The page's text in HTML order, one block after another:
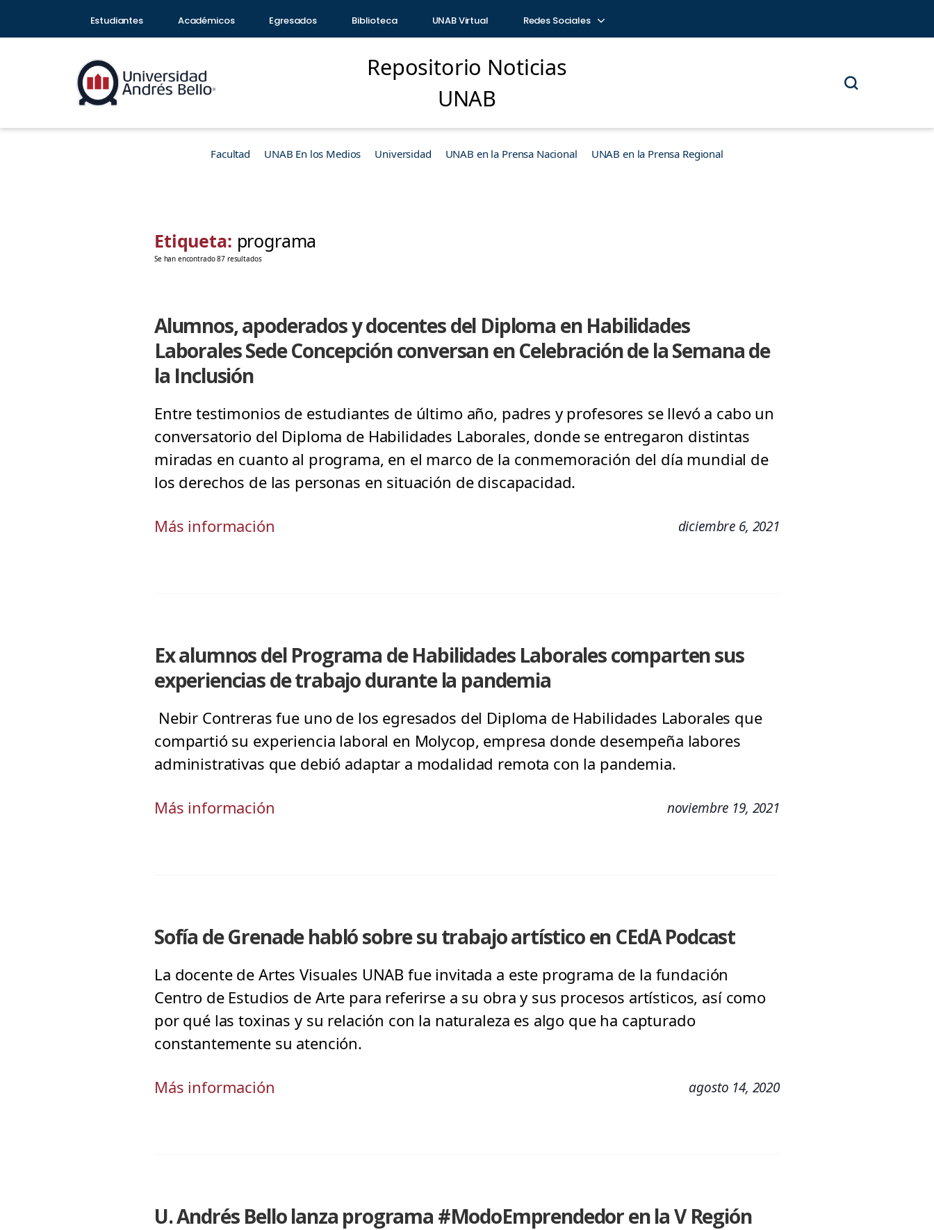
Estudiantes Académicos Egresados Biblioteca UNAB Virtual Redes Sociales
Repositorio Noticias
UNAB
Facultad UNAB En los Medios Universidad UNAB en la Prensa Nacional UNAB en la Prensa Regional
Etiqueta: programa
Se han encontrado 87 resultados
Alumnos, apoderados y docentes del Diploma en Habilidades
Laborales Sede Concepción conversan en Celebración de la Semana de
la Inclusión
Entre testimonios de estudiantes de último año, padres y profesores se llevó a cabo un
conversatorio del Diploma de Habilidades Laborales, donde se entregaron distintas
miradas en cuanto al programa, en el marco de la conmemoración del día mundial de
los derechos de las personas en situación de discapacidad.
Más información diciembre 6, 2021
Ex alumnos del Programa de Habilidades Laborales comparten sus
experiencias de trabajo durante la pandemia
Nebir Contreras fue uno de los egresados del Diploma de Habilidades Laborales que
compartió su experiencia laboral en Molycop, empresa donde desempeña labores
administrativas que debió adaptar a modalidad remota con la pandemia.
Más información noviembre 19, 2021
Sofía de Grenade habló sobre su trabajo artístico en CEdA Podcast
La docente de Artes Visuales UNAB fue invitada a este programa de la fundación
Centro de Estudios de Arte para referirse a su obra y sus procesos artísticos, así como
por qué las toxinas y su relación con la naturaleza es algo que ha capturado
constantemente su atención.
Más información agosto 14, 2020
U. Andrés Bello lanza programa #ModoEmprendedor en la V Región